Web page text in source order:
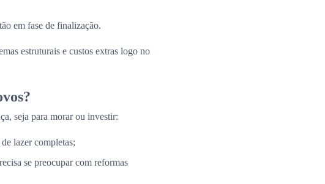
em fase de finalização.
estruturais e custos extras logo no
seja para morar ou investir:
lazer completas;
se preocupar com reformas